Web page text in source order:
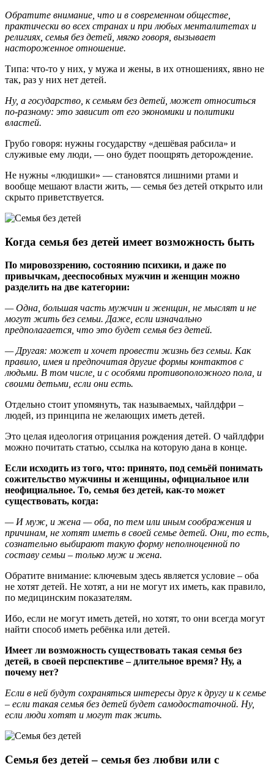
Обратите внимание, что и в современном обществе,
практически во всех странах и при любых менталитетах и
религиях, семья без детей, мягко говоря, вызывает
настороженное отношение.
Типа: что-то у них, у мужа и жены, в их отношениях, явно не
так, раз у них нет детей.
Ну, а государство, к семьям без детей, может относиться
по-разному: это зависит от его экономики и политики
властей.
Грубо говоря: нужны государству «дешёвая рабсила» и
служивые ему люди, — оно будет поощрять деторождение.
Не нужны «людишки» — становятся лишними ртами и
вообще мешают власти жить, — семья без детей открыто или
скрыто приветствуется.
Когда семья без детей имеет возможность быть
По мировоззрению, состоянию психики, и даже по
привычкам, дееспособных мужчин и женщин можно
разделить на две категории:
— Одна, большая часть мужчин и женщин, не мыслят и не
могут жить без семьи. Даже, если изначально
предполагается, что это будет семья без детей.
— Другая: может и хочет провести жизнь без семьи. Как
правило, имея и предпочитая другие формы контактов с
людьми. В том числе, и с особями противоположного пола, и
своими детьми, если они есть.
Отдельно стоит упомянуть, так называемых, чайлдфри –
людей, из принципа не желающих иметь детей.
Это целая идеология отрицания рождения детей. О чайлдфри
можно почитать статью, ссылка на которую дана в конце.
Если исходить из того, что: принято, под семьёй понимать
сожительство мужчины и женщины, официальное или
неофициальное. То, семья без детей, как-то может
существовать, когда:
— И муж, и жена — оба, по тем или иным соображения и
причинам, не хотят иметь в своей семье детей. Они, то есть,
сознательно выбирают такую форму неполноценной по
составу семьи – только муж и жена.
Обратите внимание: ключевым здесь является условие – оба
не хотят детей. Не хотят, а ни не могут их иметь, как правило,
по медицинским показателям.
Ибо, если не могут иметь детей, но хотят, то они всегда могут
найти способ иметь ребёнка или детей.
Имеет ли возможность существовать такая семья без
детей, в своей перспективе – длительное время? Ну, а
почему нет?
Если в ней будут сохраняться интересы друг к другу и к семье
– если такая семья без детей будет самодостаточной. Ну,
если люди хотят и могут так жить.
Семья без детей – семья без любви или с